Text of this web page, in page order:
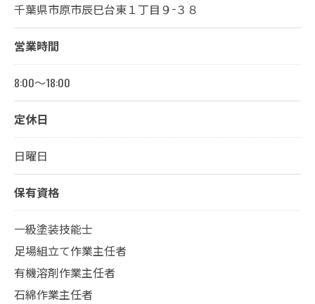
千葉県市原市辰巳台東１丁目９−３８
営業時間
8:00～18:00
定休日
日曜日
保有資格
一級塗装技能士
足場組立て作業主任者
有機溶剤作業主任者
石綿作業主任者